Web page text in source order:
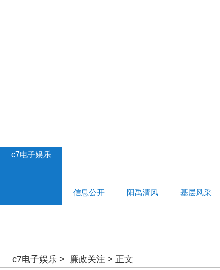
c7电子娱乐
信息公开 阳禹清风 基层风采
c7电子娱乐 > 廉政关注 > 正文